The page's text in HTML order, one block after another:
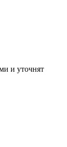
и уточнят